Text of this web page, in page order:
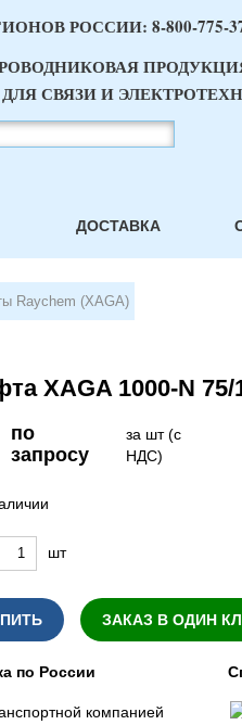
РОССИИ: 8-800-775-
СВЯЗИ И
ДОСТАВКА
Raychem (XAGA)
XAGA 1000-N 75/
по
запросу
за шт (с
НДС)
шт
ЗАКАЗ В ОДИН
по России
компанией